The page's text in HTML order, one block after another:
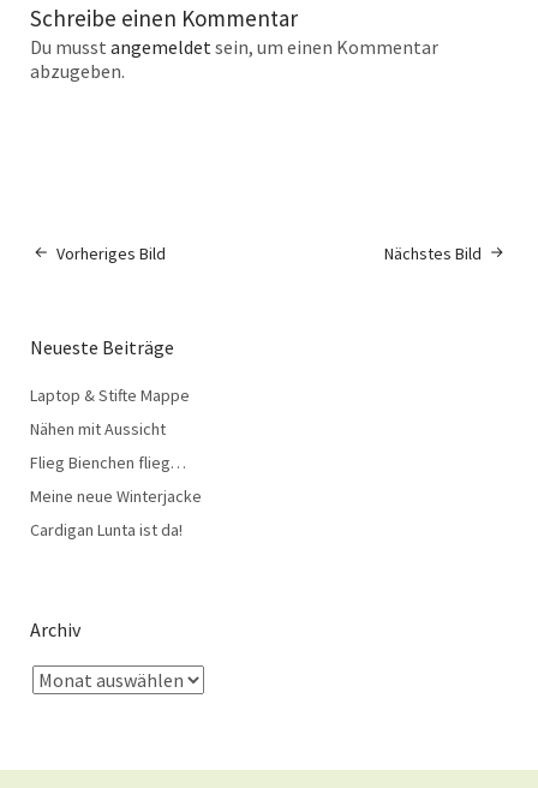
Schreibe einen Kommentar
Du musst angemeldetsein, um einen Kommentar
abzugeben.
Nächstes Bild
Vorheriges Bild
Neueste Beiträge
Laptop & Stifte Mappe
Nähen mit Aussicht
Flieg Bienchen flieg…
Meine neue Winterjacke
Cardigan Lunta ist da!
Archiv